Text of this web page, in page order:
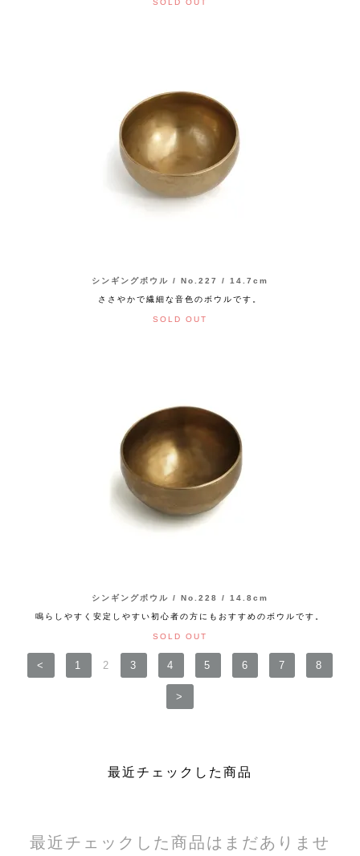
SOLD OUT
シンギングボウル / No.227 / 14.7cm
ささやかで繊細な音色のボウルです。
SOLD OUT
シンギングボウル / No.228 / 14.8cm
鳴らしやすく安定しやすい初心者の方にもおすすめのボウルです。
SOLD OUT
< 1 2 3 4 5 6 7 8
>
最近チェックした商品
最近チェックした商品はまだありませ